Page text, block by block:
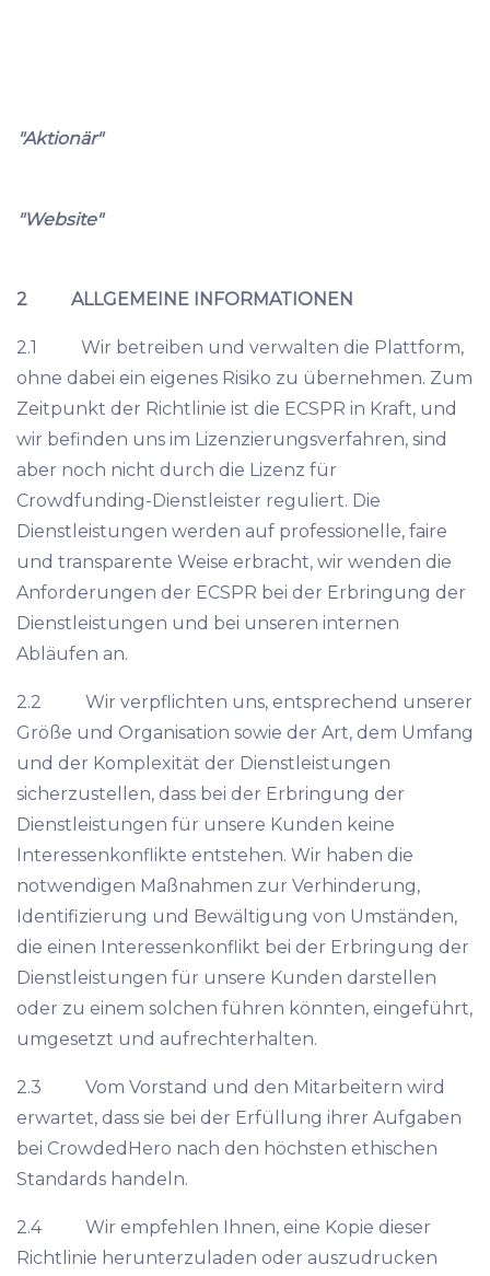
"Aktionär"
"Website"
2 ALLGEMEINE INFORMATIONEN
2.1 Wir betreiben und verwalten die Plattform,
ohne dabei ein eigenes Risiko zu übernehmen. Zum
Zeitpunkt der Richtlinie ist die ECSPR in Kraft, und
wir befinden uns im Lizenzierungsverfahren, sind
aber noch nicht durch die Lizenz für
Crowdfunding-Dienstleister reguliert. Die
Dienstleistungen werden auf professionelle, faire
und transparente Weise erbracht, wir wenden die
Anforderungen der ECSPR bei der Erbringung der
Dienstleistungen und bei unseren internen
Abläufen an.
2.2 Wir verpflichten uns, entsprechend unserer
Größe und Organisation sowie der Art, dem Umfang
und der Komplexität der Dienstleistungen
sicherzustellen, dass bei der Erbringung der
Dienstleistungen für unsere Kunden keine
Interessenkonflikte entstehen. Wir haben die
notwendigen Maßnahmen zur Verhinderung,
Identifizierung und Bewältigung von Umständen,
die einen Interessenkonflikt bei der Erbringung der
Dienstleistungen für unsere Kunden darstellen
oder zu einem solchen führen könnten, eingeführt,
umgesetzt und aufrechterhalten.
2.3 Vom Vorstand und den Mitarbeitern wird
erwartet, dass sie bei der Erfüllung ihrer Aufgaben
bei CrowdedHero nach den höchsten ethischen
Standards handeln.
2.4 Wir empfehlen Ihnen, eine Kopie dieser
Richtlinie herunterzuladen oder auszudrucken